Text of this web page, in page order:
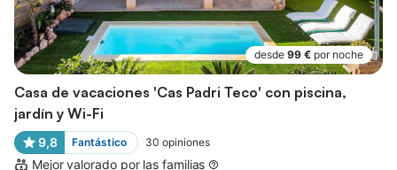
desde 99 € por noche
Casa de vacaciones 'Cas Padri Teco' con piscina,
jardín y Wi-Fi
9,8 Fantástico 30 opiniones
Mejor valorado por las familias